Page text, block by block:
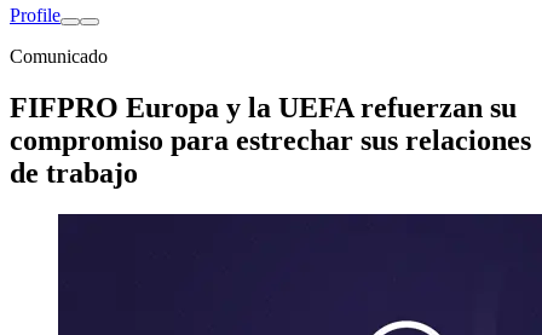
Profile
Comunicado
FIFPRO Europa y la UEFA refuerzan su
compromiso para estrechar sus relaciones
de trabajo